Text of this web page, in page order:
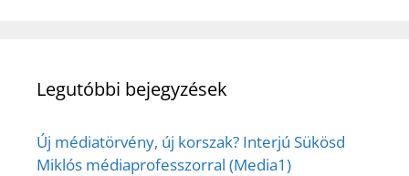
Legutóbbi bejegyzések
Új médiatörvény, új korszak? Interjú Sükösd
Miklós médiaprofesszorral (Media1)